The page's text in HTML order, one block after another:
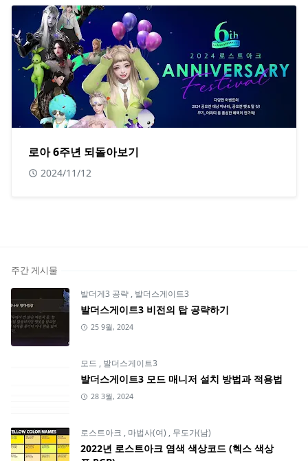
로아 6주년 되돌아보기
2024/11/12
주간 게시물
발더게3 공략 , 발더스게이트3
발더스게이트3 비전의 탑 공략하기
25 9월, 2024
모드 , 발더스게이트3
발더스게이트3 모드 매니저 설치 방법과 적용법
28 3월, 2024
로스트아크 , 마법사(여) , 무도가(남)
2022년 로스트아크 염색 색상코드 (헥스 색상